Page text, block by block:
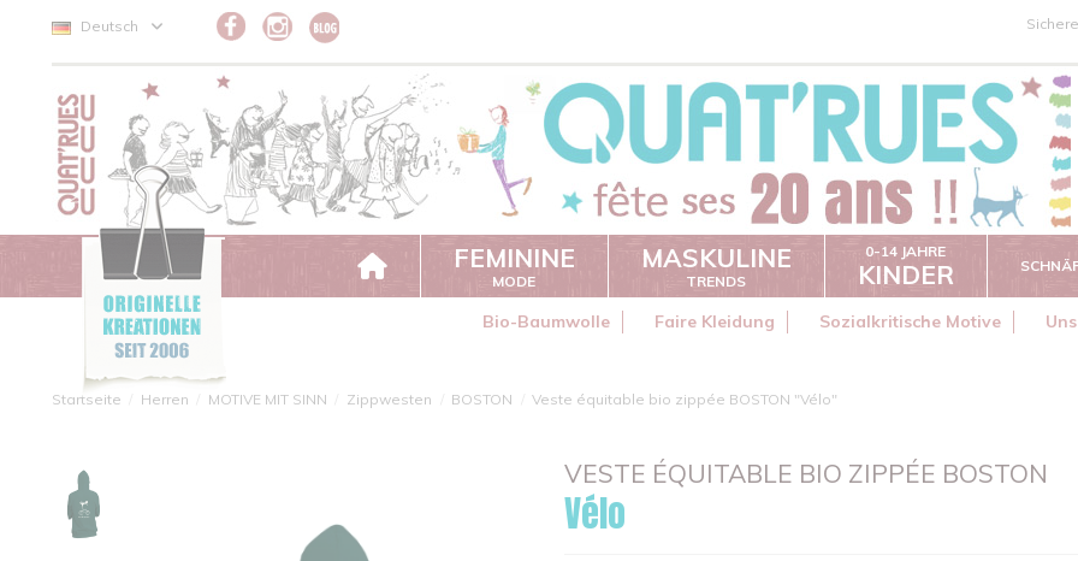
Deutsch
FEMININE
MODE
MASKULINE
TRENDS
0-14 JAHRE
KINDER
Bio-Baumwolle Faire Kleidung Sozialkritische Motive
Startseite Herren MOTIVE MIT SINN Zippwesten BOSTON Veste équitable bio zippée BOSTON "Vélo"
VESTE ÉQUITABLE BIO ZIPPÉE BOSTON
Vélo